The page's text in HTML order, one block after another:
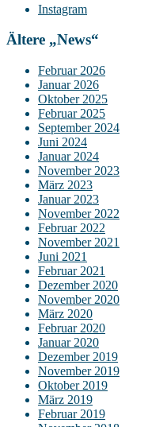
Instagram
Ältere „News“
Februar 2026
Januar 2026
Oktober 2025
Februar 2025
September 2024
Juni 2024
Januar 2024
November 2023
März 2023
Januar 2023
November 2022
Februar 2022
November 2021
Juni 2021
Februar 2021
Dezember 2020
November 2020
März 2020
Februar 2020
Januar 2020
Dezember 2019
November 2019
Oktober 2019
März 2019
Februar 2019